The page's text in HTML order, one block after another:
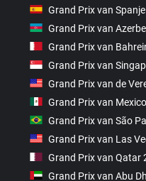
Grand Prix van
Grand Prix van
Grand Prix van
Grand Prix van
Grand Prix van de
Grand Prix van
Grand Prix van São
Grand Prix van Las
Grand Prix van Qatar
Grand Prix van Abu